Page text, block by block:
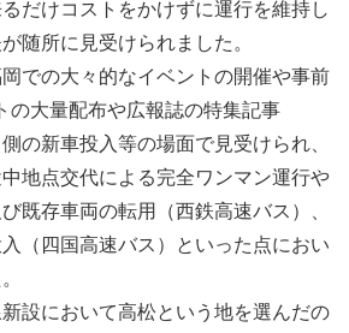
だけコストをかけずに運行を維持し
随所に見受けられました。
での大々的なイベントの開催や事前
の大量配布や広報誌の特集記事
の新車投入等の場面で見受けられ、
地点交代による完全ワンマン運行や
既存車両の転用（西鉄高速バス）、
（四国高速バス）といった点におい
設において高松という地を選んだの